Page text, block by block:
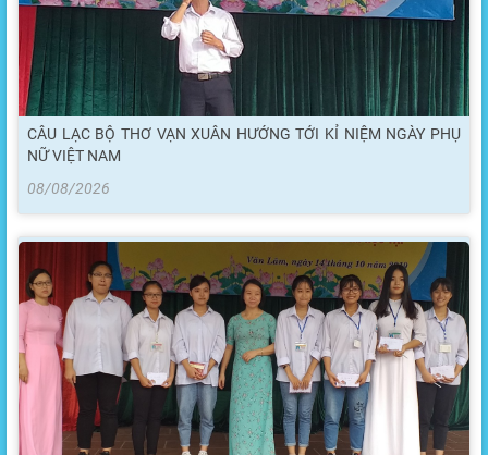
CÂU LẠC BỘ THƠ VẠN XUÂN HƯỚNG TỚI KỈ NIỆM NGÀY PHỤ
NỮ VIỆT NAM
08/08/2026